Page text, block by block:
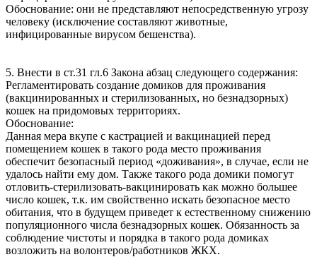
Обоснование: они не представляют непосредственную угрозу
человеку (исключение составляют животные,
инфицированные вирусом бешенства).
5. Внести в ст.31 гл.6 Закона абзац следующего содержания:
Регламентировать создание домиков для проживания
(вакцинированных и стерилизованных, но безнадзорных)
кошек на придомовых территориях.
Обоснование:
Данная мера вкупе с кастрацией и вакцинацией перед
помещением кошек в такого рода место проживания
обеспечит безопасный период «доживания», в случае, если не
удалось найти ему дом. Также такого рода домики помогут
отловить-стерилизовать-вакцинировать как можно большее
число кошек, т.к. им свойственно искать безопасное место
обитания, что в будущем приведет к естественному снижению
популяционного числа безнадзорных кошек. Обязанность за
соблюдение чистоты и порядка в такого рода домиках
возложить на волонтеров/работников ЖКХ.